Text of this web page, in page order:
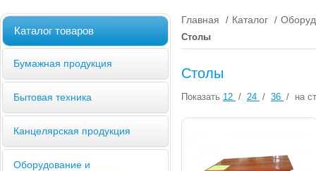
Каталог товаров
Бумажная продукция
Бытовая техника
Канцелярская продукция
Оборудование и
Главная / Каталог /
Столы
Столы
Показать 12 / 24 / 36 / на